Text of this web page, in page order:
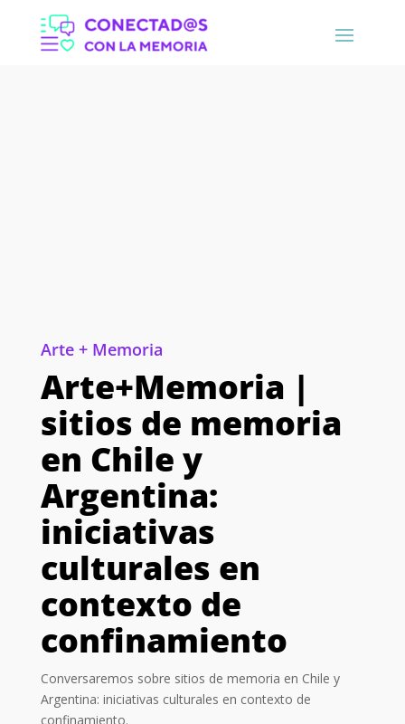
Arte + Memoria
Arte+Memoria |
sitios de memoria
en Chile y
Argentina:
iniciativas
culturales en
contexto de
confinamiento
Conversaremos sobre sitios de memoria en Chile y
Argentina: iniciativas culturales en contexto de
confinamiento.